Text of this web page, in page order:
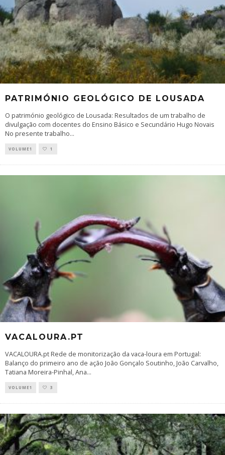
PATRIMÓNIO GEOLÓGICO DE LOUSADA
O património geológico de Lousada: Resultados de um trabalho de
divulgação com docentes do Ensino Básico e Secundário Hugo Novais
No presente trabalho...
VOLUME1 1
VACALOURA.PT
VACALOURA.pt Rede de monitorização da vaca-loura em Portugal:
Balanço do primeiro ano de ação João Gonçalo Soutinho, João Carvalho,
Tatiana Moreira-Pinhal, Ana...
VOLUME1 3